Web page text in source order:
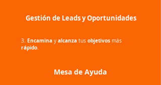
Gestión de Leads y Oportunidades
3. Encamina y alcanza tus objetivos más
rápido.
Mesa de Ayuda